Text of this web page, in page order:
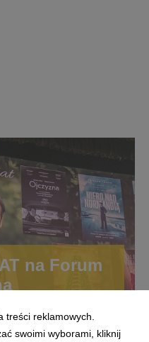
na Forum
treści reklamowych.
swoimi wyborami, kliknij